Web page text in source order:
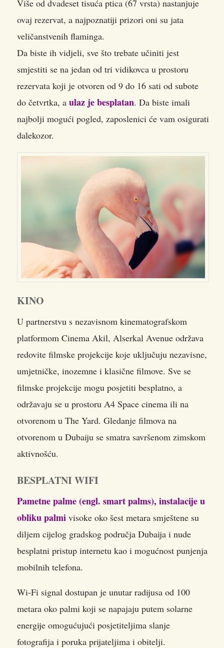
Više od dvadeset tisuća ptica (67 vrsta) nastanjuje
ovaj rezervat, a najpoznatiji prizori oni su jata
veličanstvenih flaminga.
Da biste ih vidjeli, sve što trebate učiniti jest
smjestiti se na jedan od tri vidikovca u prostoru
rezervata koji je otvoren od 9 do 16 sati od subote
do četvrtka, a ulaz je besplatan. Da biste imali
najbolji mogući pogled, zaposlenici će vam osigurati
dalekozor.
KINO
U partnerstvu s nezavisnom kinematografskom
platformom Cinema Akil, Alserkal Avenue održava
redovite filmske projekcije koje uključuju nezavisne,
umjetničke, inozemne i klasične filmove. Sve se
filmske projekcije mogu posjetiti besplatno, a
održavaju se u prostoru A4 Space cinema ili na
otvorenom u The Yard. Gledanje filmova na
otvorenom u Dubaiju se smatra savršenom zimskom
aktivnošću.
BESPLATNI WIFI
Pametne palme (engl. smart palms), instalacije u
obliku palmi visoke oko šest metara smještene su
diljem cijelog gradskog područja Dubaija i nude
besplatni pristup internetu kao i mogućnost punjenja
mobilnih telefona.
Wi-Fi signal dostupan je unutar radijusa od 100
metara oko palmi koji se napajaju putem solarne
energije omogućujući posjetiteljima slanje
fotografija i poruka prijateljima i obitelji.